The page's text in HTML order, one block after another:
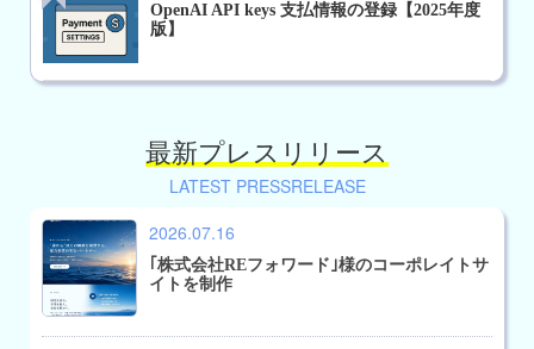
OpenAI API keys 支払情報の登録【2025年度
版】
最新プレスリリース
LATEST PRESSRELEASE
2026.07.16
｢株式会社REフォワード｣様のコーポレイトサ
イトを制作